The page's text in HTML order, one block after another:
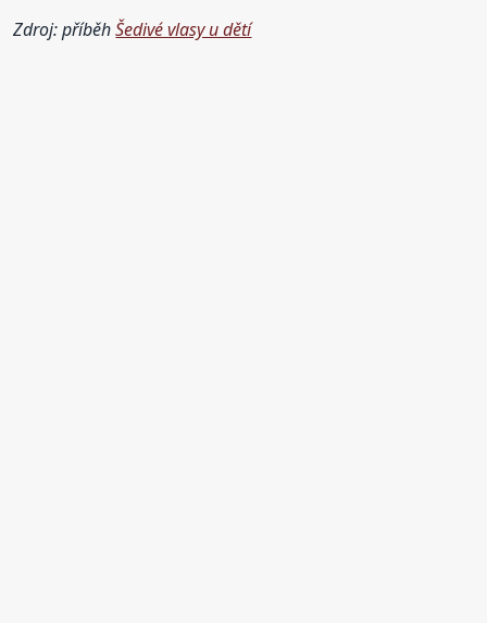
Zdroj: příběhŠedivé vlasy u dětí